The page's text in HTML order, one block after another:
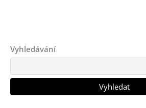
Vyhledávání